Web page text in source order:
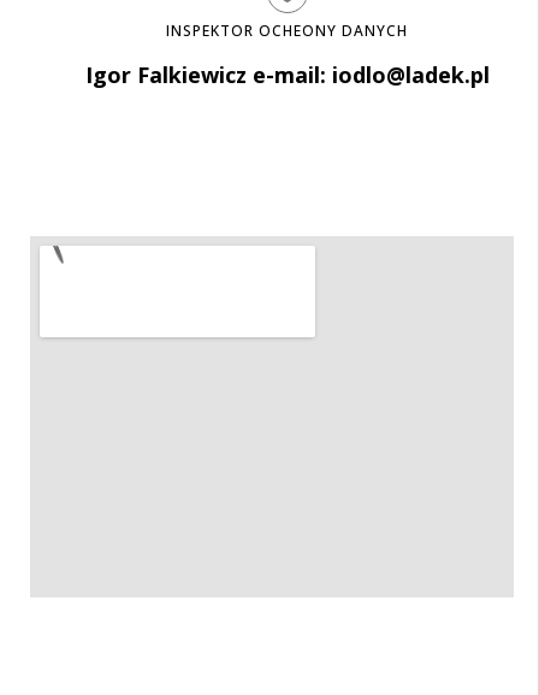
INSPEKTOR OCHEONY DANYCH
Igor Falkiewicz e-mail: iodlo@ladek.pl